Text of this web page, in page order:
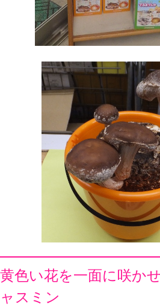
黄色い花を一面に咲か
ャスミン